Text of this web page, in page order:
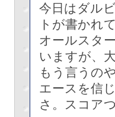
今日はダル
トが書かれ
オールスタ
いますが、
もう言うの
エースを信
さ。スコア